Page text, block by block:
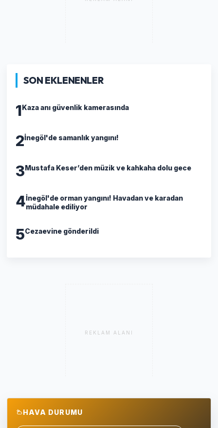
SON EKLENENLER
1Kaza anı güvenlik kamerasında
2İnegöl'de samanlık yangını!
3Mustafa Keser’den müzik ve kahkaha dolu gece
4İnegöl'de orman yangını! Havadan ve karadan
müdahale ediliyor
5Cezaevine gönderildi
REKLAM ALANI
HAVA DURUMU